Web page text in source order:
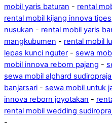
mobil yaris baturan - rental
rental mobil kijang innova tipes
nusukan - rental mobil yaris
mangkubumen - rental mobil
lepas kunci nguter - sewa
mobil innova reborn pajang -
sewa mobil alphard
banjarsari - sewa mobil untuk
innova reborn joyotakan -
rental mobil wedding
-